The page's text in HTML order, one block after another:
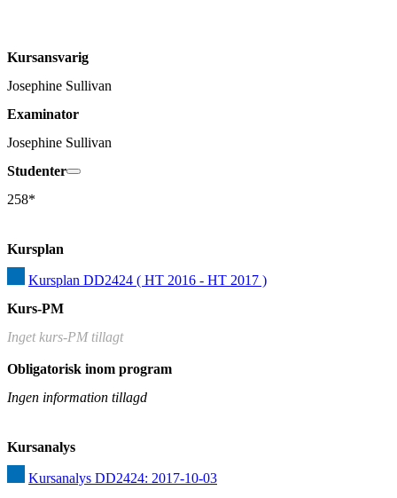
Kursansvarig
Josephine Sullivan
Examinator
Josephine Sullivan
Studenter
258*
Kursplan
Kursplan DD2424 ( HT 2016 - HT 2017 )
Kurs-PM
Inget kurs-PM tillagt
Obligatorisk inom program
Ingen information tillagd
Kursanalys
Kursanalys DD2424: 2017-10-03